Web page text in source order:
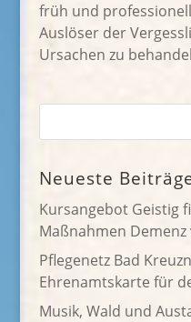
früh und
Auslöser der
Ursachen zu
Neueste
Kursangebot Geistig
Maßnahmen
Pflegenetz Bad
Ehrenamtskarte für
Musik, Wald und